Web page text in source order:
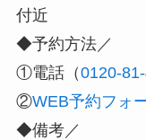
付近
◆予約方法／
①電話（0120-
②WEB予約フォ
◆備考／